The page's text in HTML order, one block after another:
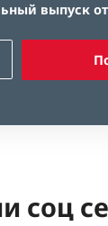
выпуск
соц